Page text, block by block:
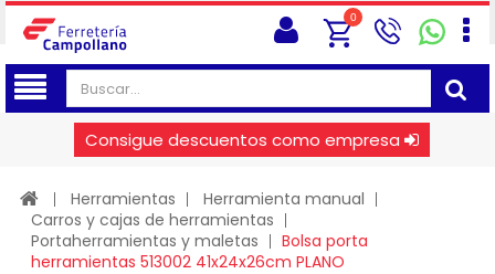
0
Consigue descuentos como empresa
Herramientas
Herramienta manual
Carros y cajas de herramientas
Portaherramientas y maletas
Bolsa porta
herramientas 513002 41x24x26cm PLANO